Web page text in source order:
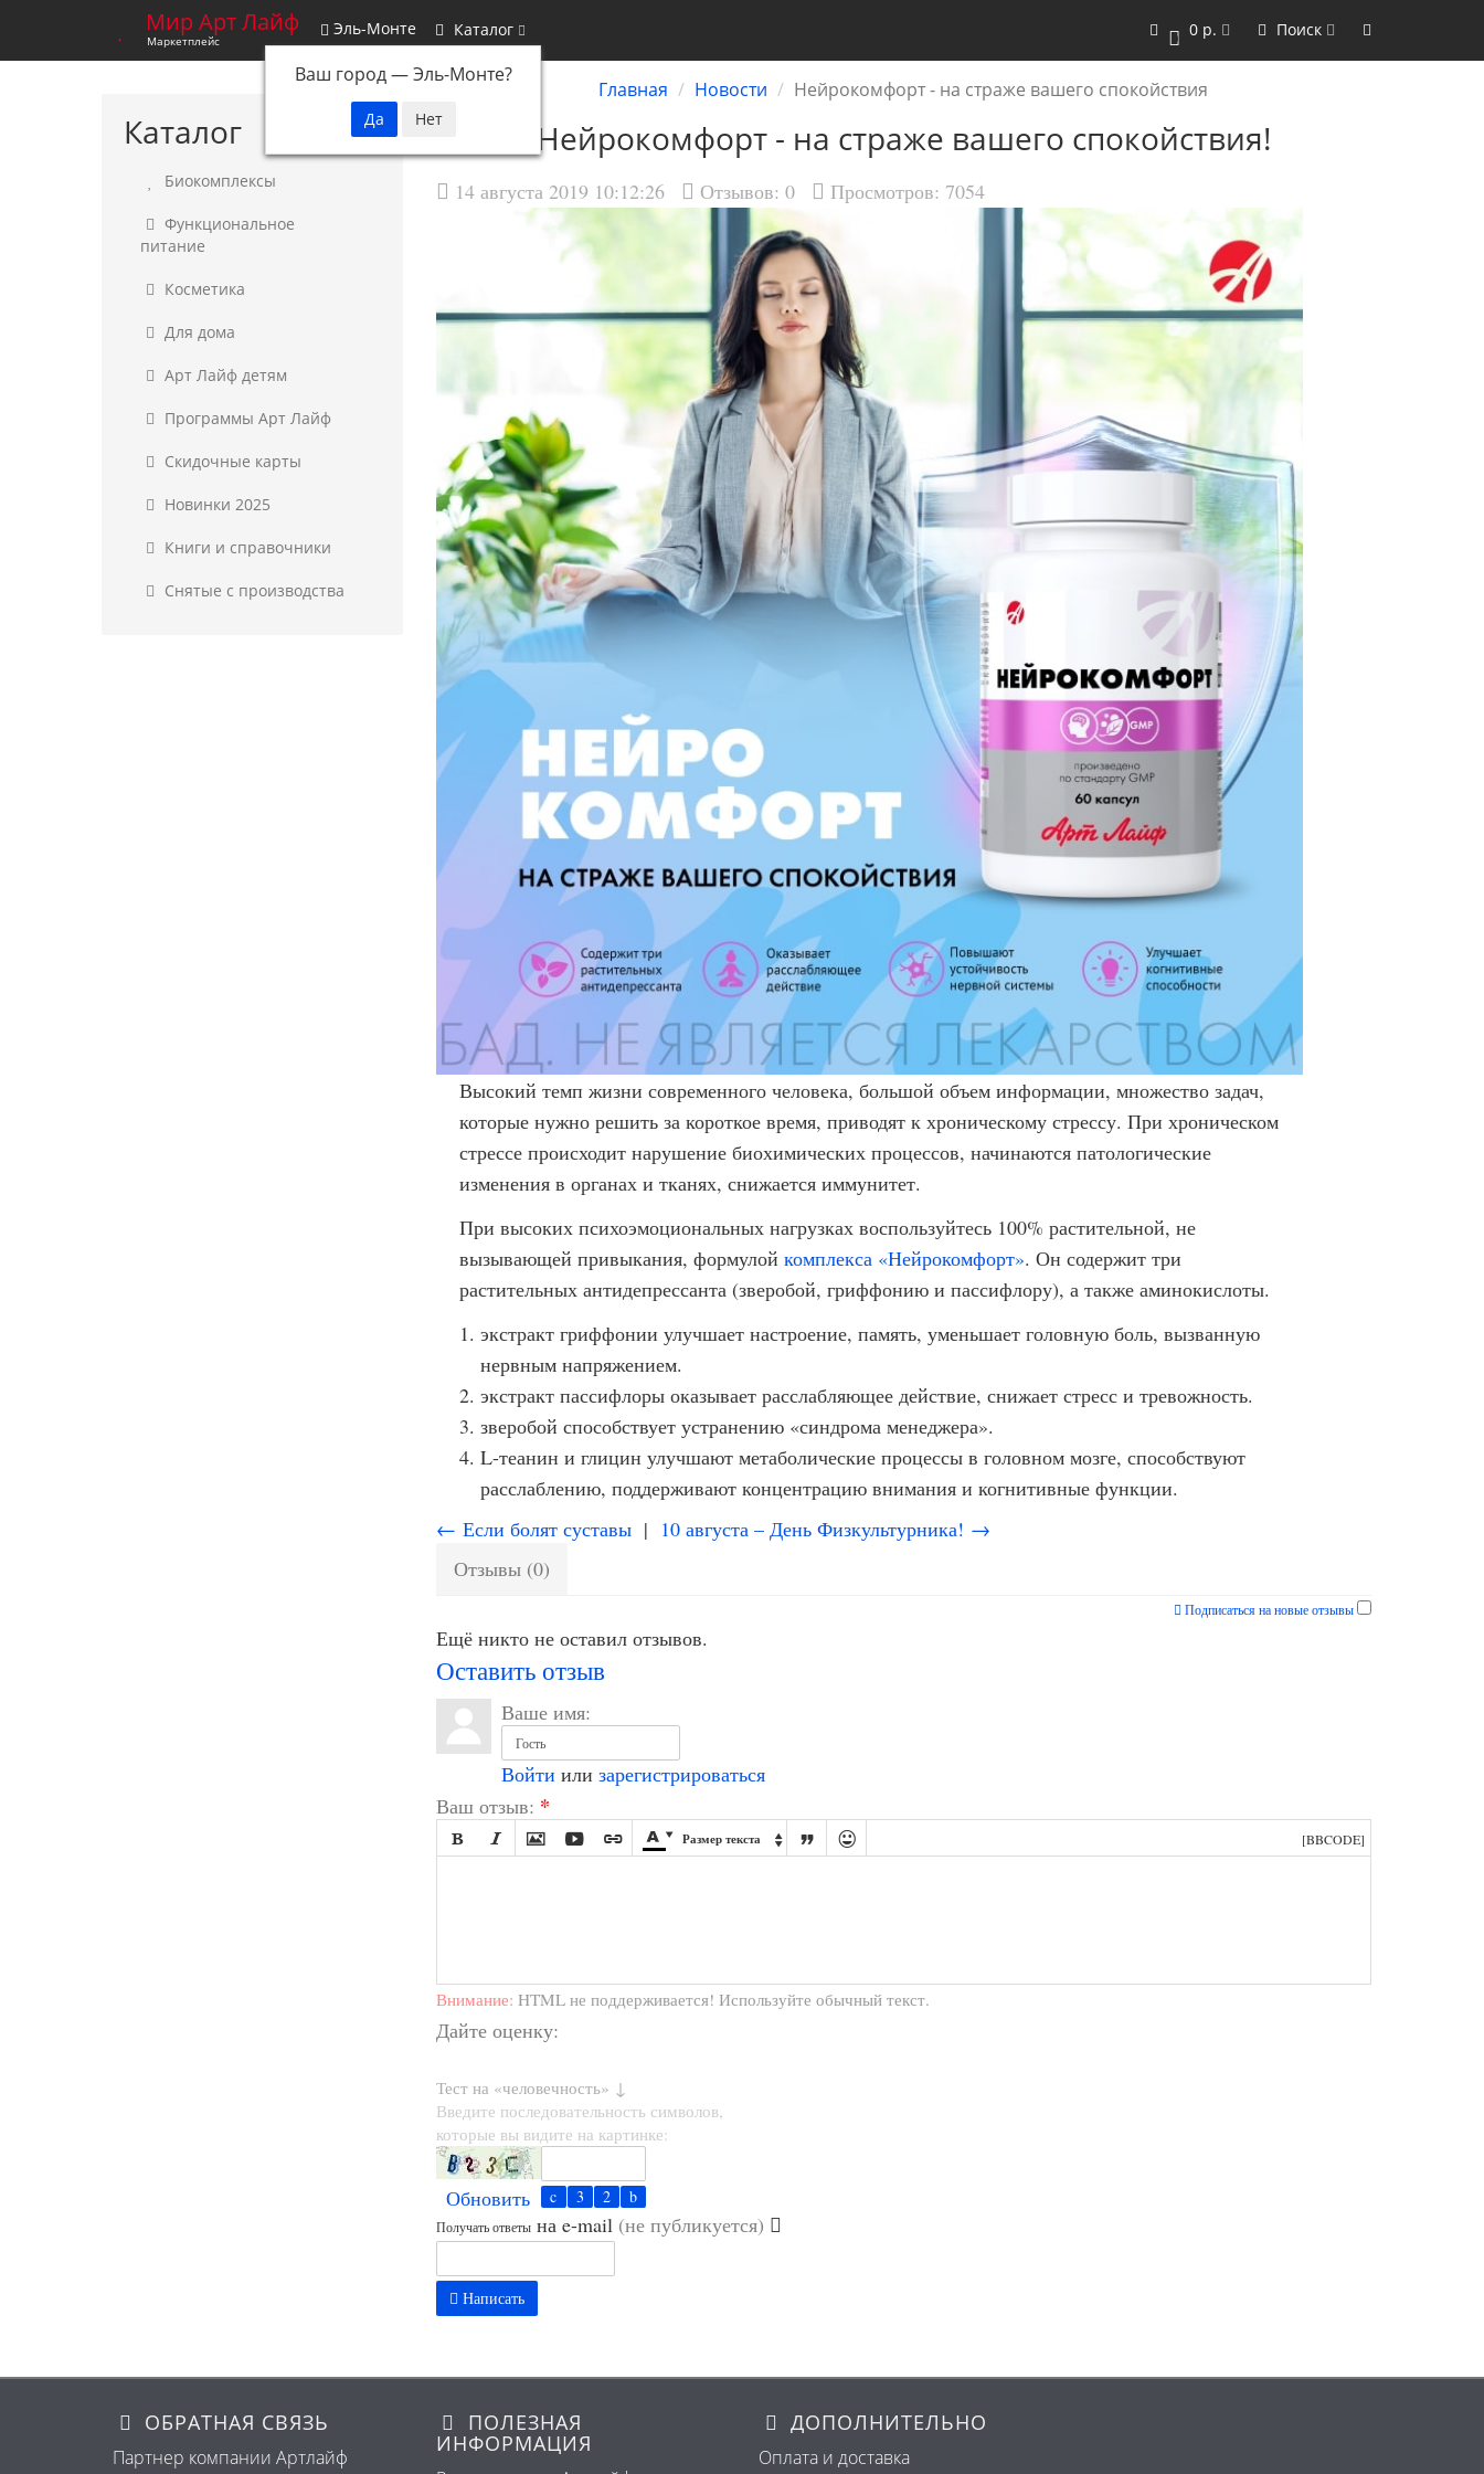
Мир Арт Лайф
Маркетплейс
Эль-Монте
Ваш город —Эль-Монте?
Каталог 0 0 р. Поиск
Каталог
Биокомплексы
Функциональное
питание
Косметика
Для дома
Арт Лайф детям
Программы Арт Лайф
Скидочные карты
Новинки 2025
Книги и справочники
Снятые с производства
Главная Новости Нейрокомфорт - на страже вашего спокойствия
Нейрокомфорт - на страже вашего спокойствия!
14 августа 2019 10:12:26 Отзывов: 0 Просмотров: 7054
Высокий темп жизни современного человека, большой объем информации, множество задач,
которые нужно решить за короткое время, приводят к хроническому стрессу. При хроническом
стрессе происходит нарушение биохимических процессов, начинаются патологические
изменения в органах и тканях, снижается иммунитет.
При высоких психоэмоциональных нагрузках воспользуйтесь 100% растительной, не
вызывающей привыкания, формулой комплекса «Нейрокомфорт». Он содержит три
растительных антидепрессанта (зверобой, гриффонию и пассифлору), а также аминокислоты.
экстракт гриффонии улучшает настроение, память, уменьшает головную боль, вызванную
нервным напряжением.
экстракт пассифлоры оказывает расслабляющее действие, снижает стресс и тревожность.
зверобой способствует устранению «синдрома менеджера».
L-теанин и глицин улучшают метаболические процессы в головном мозге, способствуют
расслаблению, поддерживают концентрацию внимания и когнитивные функции.
← Если болят суставы| 10 августа – День Физкультурника! →
Отзывы (0)
Подписаться на новые отзывы
Ещё никто не оставил отзывов.
Оставить отзыв
Ваше имя:
Войти или зарегистрироваться
Ваш отзыв: *
       Размер текста    [BBCODE]
Внимание: HTML не поддерживается! Используйте обычный текст.
Дайте оценку:
Тест на «человечность» ↓
Введите последовательность символов,
которые вы видите на картинке:
Обновить
Получать ответына e-mail (не публикуется)
Написать
ОБРАТНАЯ СВЯЗЬ
Партнер компании Артлайф
ПОЛЕЗНАЯ
ИНФОРМАЦИЯ
ДОПОЛНИТЕЛЬНО
Оплата и доставка